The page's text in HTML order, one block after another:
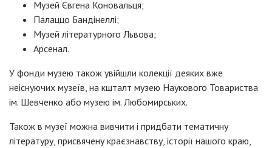
Музей Євгена Коновальця;
Палаццо Бандінеллі;
Музей літературного Львова;
Арсенал.
У фонди музею також увійшли колекції деяких вже
неіснуючих музеїв, на кшталт музею Наукового Товариства
ім. Шевченко або музею ім. Любомирських.
Також в музеї можна вивчити і придбати тематичну
літературу, присвячену краєзнавству, історії нашого краю,